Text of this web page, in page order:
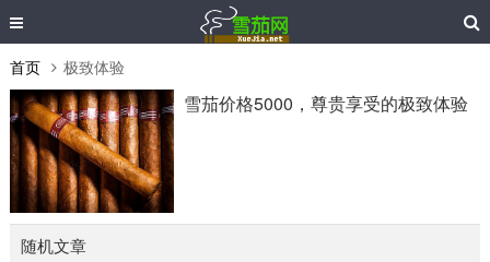
首页 极致体验
雪茄价格5000，尊贵享受的极致体验
随机文章